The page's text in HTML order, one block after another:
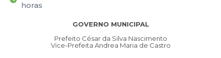
horas
GOVERNO MUNICIPAL
Prefeito César da Silva Nascimento
Vice-Prefeita Andrea Maria de Castro